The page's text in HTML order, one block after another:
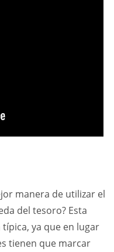
manera de utilizar el
del tesoro? Esta
ya que en lugar
tienen que marcar